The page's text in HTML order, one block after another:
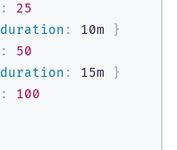
:
25
duration : 10m
}
:
50
duration : 15m
}
:
100